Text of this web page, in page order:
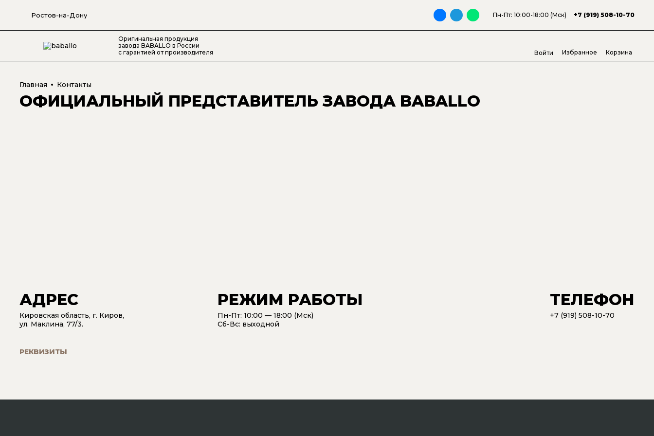
Ростов-на-Дону Пн-Пт: 10:00-18:00 (Мск) +7 (919) 508-10-70
Оригинальная продукция
завода BABALLO в России
с гарантией от производителя
Войти Избранное Корзина
Главная Контакты
ОФИЦИАЛЬНЫЙ ПРЕДСТАВИТЕЛЬ ЗАВОДА BABALLO
АДРЕС
Кировская область, г. Киров,
ул. Маклина, 77/3.
РЕЖИМ РАБОТЫ
Пн-Пт: 10:00 — 18:00 (Мск)
Сб-Вс: выходной
ТЕЛЕФОН
+7 (919) 508-10-70
РЕКВИЗИТЫ